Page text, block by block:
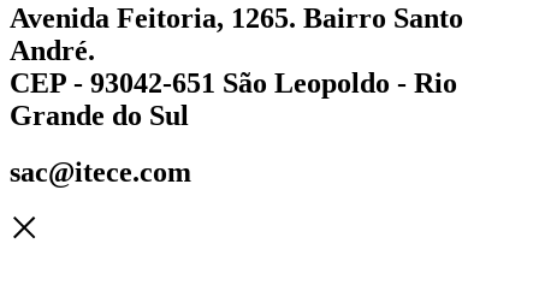
Avenida Feitoria, 1265. Bairro Santo
André.
CEP - 93042-651 São Leopoldo - Rio
Grande do Sul
sac@itece.com